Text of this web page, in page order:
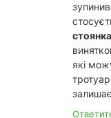
стоянка
які